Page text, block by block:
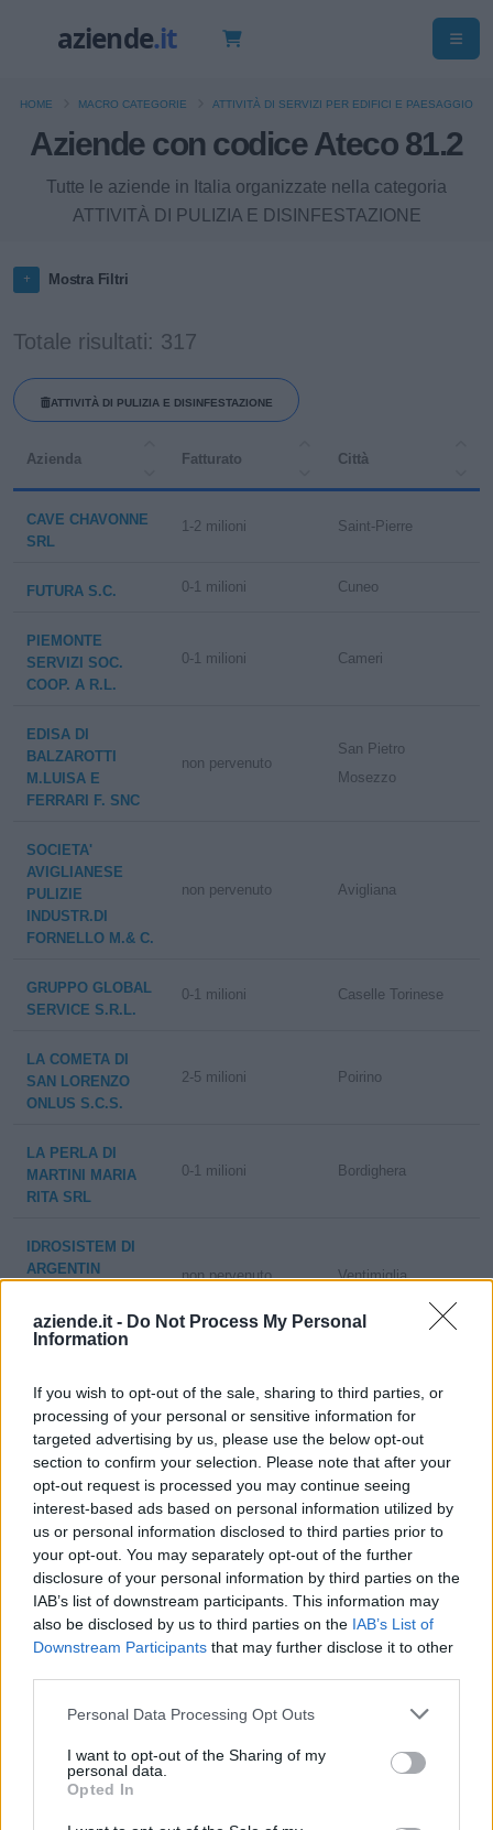
aziende.it - Do Not Process My Personal
Information
If you wish to opt-out of the sale, sharing to third parties, or
processing of your personal or sensitive information for
targeted advertising by us, please use the below opt-out
section to confirm your selection. Please note that after your
opt-out request is processed you may continue seeing
interest-based ads based on personal information utilized by
us or personal information disclosed to third parties prior to
your opt-out. You may separately opt-out of the further
disclosure of your personal information by third parties on the
IAB’s list of downstream participants. This information may
also be disclosed by us to third parties on the IAB’s List of
Downstream Participants that may further disclose it to other
Personal Data Processing Opt Outs
I want to opt-out of the Sharing of my
personal data.
Opted In
Aziende con codice Ateco 81.2
Tutte le aziende in Italia organizzate nella categoria
ATTIVITÀ DI PULIZIA E DISINFESTAZIONE
HOME MACRO CATEGORIE ATTIVITÀ DI SERVIZI PER EDIFICI E PAESAGGIO
Mostra Filtri
Totale risultati: 317
ATTIVITÀ DI PULIZIA E DISINFESTAZIONE
Azienda Fatturato Città
CAVE CHAVONNE
SRL
1-2 milioni Saint-Pierre
FUTURA S.C. 0-1 milioni Cuneo
PIEMONTE
SERVIZI SOC.
COOP. A R.L.
0-1 milioni Cameri
EDISA DI
BALZAROTTI
M.LUISA E
FERRARI F. SNC
non pervenuto
San Pietro
Mosezzo
SOCIETA'
AVIGLIANESE
PULIZIE
INDUSTR.DI
FORNELLO M.& C.
non pervenuto Avigliana
GRUPPO GLOBAL
SERVICE S.R.L.
0-1 milioni Caselle Torinese
LA COMETA DI
SAN LORENZO
ONLUS S.C.S.
2-5 milioni Poirino
LA PERLA DI
MARTINI MARIA
RITA SRL
0-1 milioni Bordighera
IDROSISTEM DI
ARGENTIN
S.A.S.
non pervenuto Ventimiglia
PULIZIE SNC DI
TIRABOSCHI V. &
C.
non pervenuto Nembro
SPLENDOR 1957
S.R.L.
non pervenuto Como
NUOVA C.L.S.
COOPERATIVA DI
LAVORO E
SERVIZI SOC.
COOP.
Como
C. SNC
PULINET COOP
LODI SOCIETA'
COOPERATIVA